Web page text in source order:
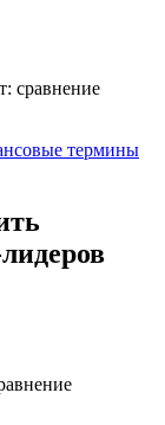
сравнение
термины